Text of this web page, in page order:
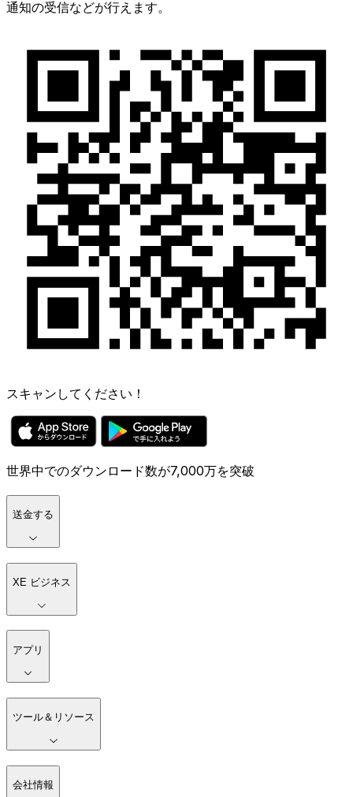
通知の受信などが行えます。
スキャンしてください！
世界中でのダウンロード数が7,000万を突破
送金する
XE ビジネス
アプリ
ツール＆リソース
会社情報